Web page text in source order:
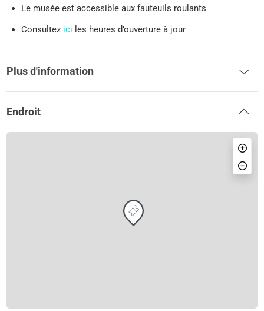
Le musée est accessible aux fauteuils roulants
Consultez ici les heures d’ouverture à jour
Plus d'information
Endroit